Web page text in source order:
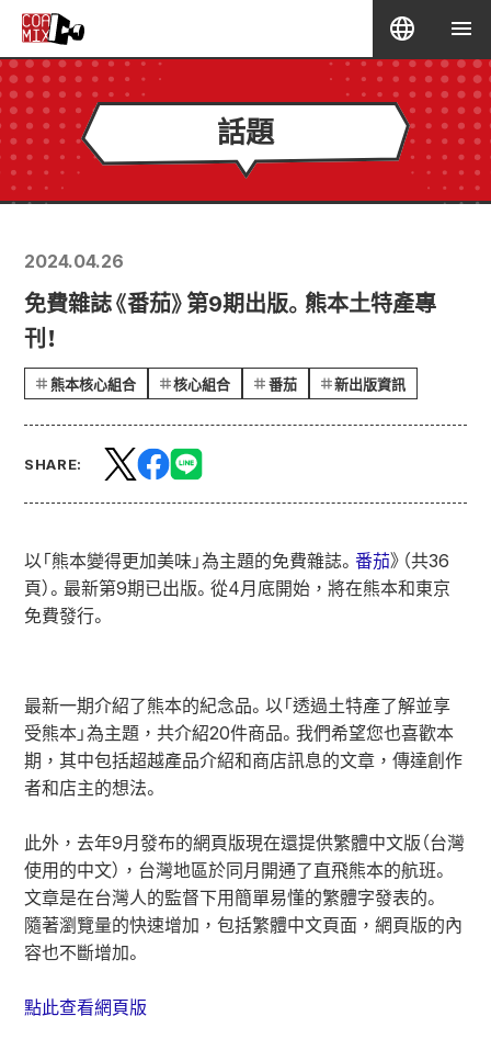
話題
2024.04.26
免費雜誌《番茄》第9期出版。熊本土特產專
刊！
熊本核心組合 核心組合 番茄 新出版資訊
SHARE:
以「熊本變得更加美味」為主題的免費雜誌。 番茄》（共36
頁）。最新第9期已出版。從4月底開始，將在熊本和東京
免費發行。
最新一期介紹了熊本的紀念品。以「透過土特產了解並享
受熊本」為主題，共介紹20件商品。我們希望您也喜歡本
期，其中包括超越產品介紹和商店訊息的文章，傳達創作
者和店主的想法。
此外，去年9月發布的網頁版現在還提供繁體中文版（台灣
使用的中文），台灣地區於同月開通了直飛熊本的航班。
文章是在台灣人的監督下用簡單易懂的繁體字發表的。
隨著瀏覽量的快速增加，包括繁體中文頁面，網頁版的內
容也不斷增加。
點此查看網頁版